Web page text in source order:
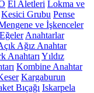
El Aletleri Lokma ve
Kesici Grubu Pense
ve İşkenceler
Anahtarlar
Ağız Anahtar
Anahtarı Yıldız
Kombine Anahtar
Kargaburun
Bıçağı Iskarpela